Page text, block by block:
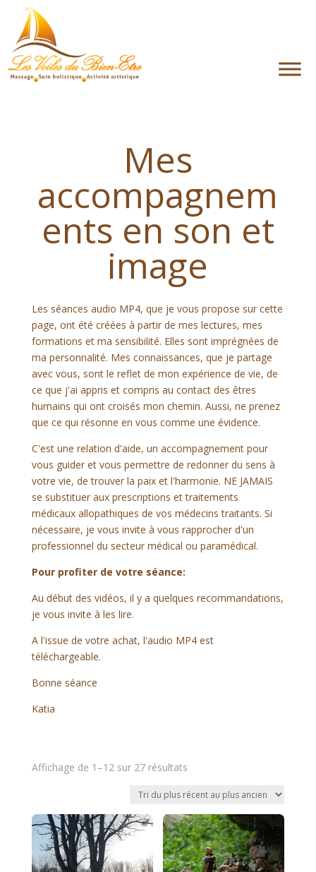
m
p
t
Mes
accompagnem
ents en son et
image
Les séances audio MP4, que je vous propose sur cette
page, ont été créées à partir de mes lectures, mes
formations et ma sensibilité. Elles sont imprégnées de
ma personnalité. Mes connaissances, que je partage
avec vous, sont le reflet de mon expérience de vie, de
ce que j'ai appris et compris au contact des êtres
humains qui ont croisés mon chemin. Aussi, ne prenez
que ce qui résonne en vous comme une évidence.
C'est une relation d'aide, un accompagnement pour
vous guider et vous permettre de redonner du sens à
votre vie, de trouver la paix et l'harmonie. NE JAMAIS
se substituer aux prescriptions et traitements
médicaux allopathiques de vos médecins traitants. Si
nécessaire, je vous invite à vous rapprocher d'un
professionnel du secteur médical ou paramédical.
Pour profiter de votre séance:
Au début des vidéos, il y a quelques recommandations,
je vous invite à les lire.
A l'issue de votre achat, l'audio MP4 est
téléchargeable.
Bonne séance
Katia
Affichage de 1–12 sur 27 résultatsTrié
plus
récent
au
plus
ancien